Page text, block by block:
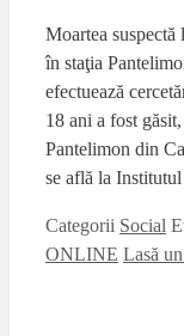
Moartea
în staţia
efectuează
18 ani a fost
Pantelimon din
se află la
Categorii Social
ONLINE Lasă